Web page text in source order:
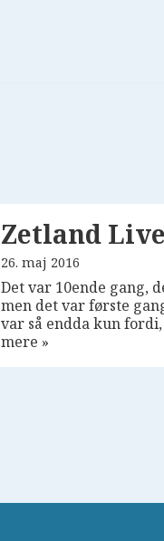
Zetland Live
26. maj 2016
Det var 10ende gang,
men det var første
var så endda kun
mere »